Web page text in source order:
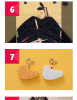
6
7